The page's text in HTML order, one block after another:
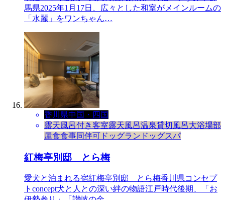
馬県2025年1月17日、広々とした和室がメインルームの
「水麗」をワンちゃん…
香川県中国・四国
露天風呂付き客室露天風呂温泉貸切風呂大浴場部
屋食食事同伴可 ドッグラン ドッグスパ
紅梅亭別邸 とら梅
愛犬と泊まれる宿紅梅亭別邸 とら梅香川県コンセプ
トconcept犬と人との深い絆の物語江戸時代後期、「お